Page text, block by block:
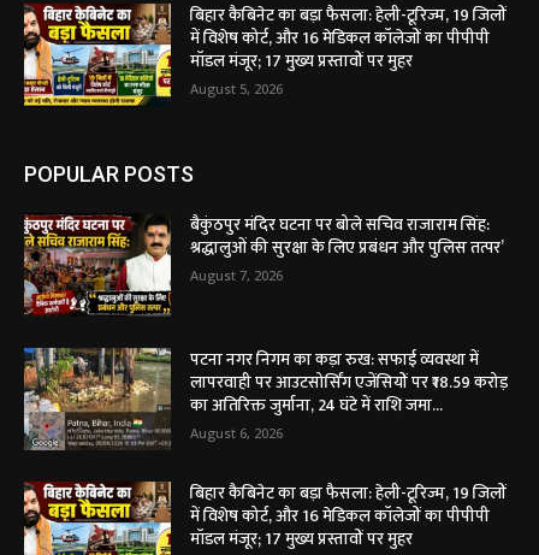
बिहार कैबिनेट का बड़ा फैसला: हेली-टूरिज्म, 19 जिलों
में विशेष कोर्ट, और 16 मेडिकल कॉलेजों का पीपीपी
मॉडल मंजूर; 17 मुख्य प्रस्तावों पर मुहर
August 5, 2026
POPULAR POSTS
बैकुंठपुर मंदिर घटना पर बोले सचिव राजाराम सिंह:
श्रद्धालुओं की सुरक्षा के लिए प्रबंधन और पुलिस तत्पर’
August 7, 2026
पटना नगर निगम का कड़ा रुख: सफाई व्यवस्था में
लापरवाही पर आउटसोर्सिंग एजेंसियों पर ₹18.59 करोड़
का अतिरिक्त जुर्माना, 24 घंटे में राशि जमा...
August 6, 2026
बिहार कैबिनेट का बड़ा फैसला: हेली-टूरिज्म, 19 जिलों
में विशेष कोर्ट, और 16 मेडिकल कॉलेजों का पीपीपी
मॉडल मंजूर; 17 मुख्य प्रस्तावों पर मुहर